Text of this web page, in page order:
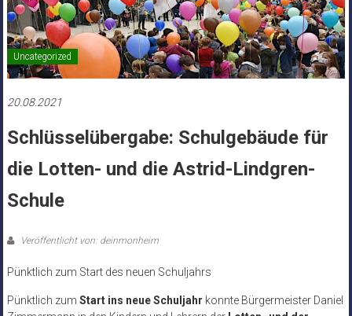
Uncategorized
20.08.2021
Schlüsselübergabe: Schulgebäude für
die Lotten- und die Astrid-Lindgren-
Schule
Veröffentlicht von: deinmonheim
Pünktlich zum Start des neuen Schuljahrs
Pünktlich zum Start ins neue Schuljahr konnte Bürgermeister Daniel